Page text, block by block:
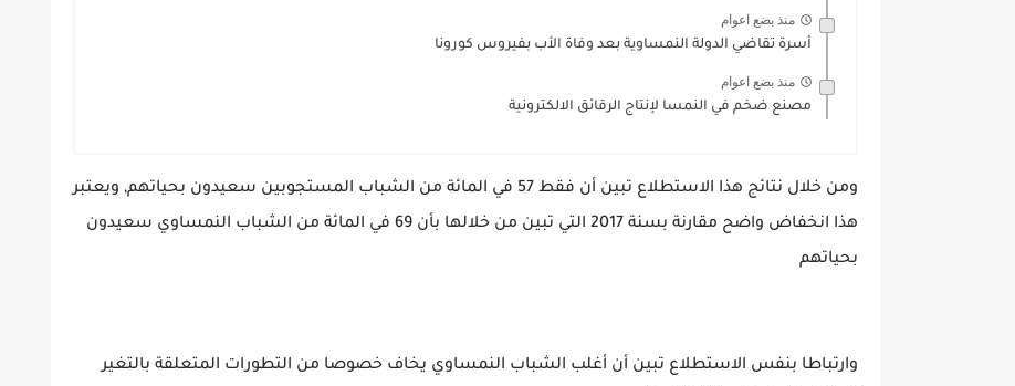
منذ بضع اعوام
أسرة تقاضي الدولة النمساوية بعد وفاة الأب بفيروس كورونا
منذ بضع اعوام
مصنع ضخم في النمسا لإنتاج الرقائق الالكترونية
ومن خلال نتائج هذا الاستطلاع تبين أن فقط 57 في المائة من الشباب المستجوبين سعيدون بحياتهم, ويعتبر
هذا انخفاض واضح مقارنة بسنة 2017 التي تبين من خلالها بأن 69 في المائة من الشباب النمساوي سعيدون
بحياتهم
وارتباطا بنفس الاستطلاع تبين أن أغلب الشباب النمساوي يخاف خصوصا من التطورات المتعلقة بالتغير